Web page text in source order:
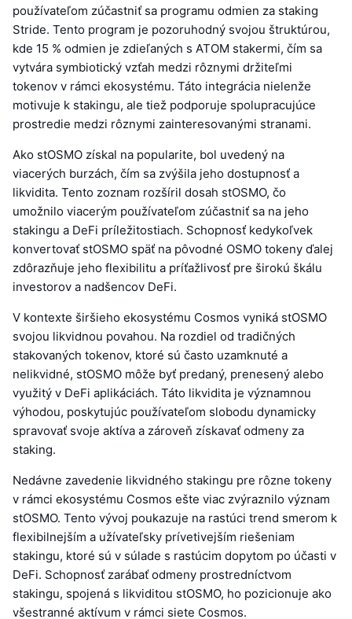
používateľom zúčastniť sa programu odmien za staking
Stride. Tento program je pozoruhodný svojou štruktúrou,
kde 15 % odmien je zdieľaných s ATOM stakermi, čím sa
vytvára symbiotický vzťah medzi rôznymi držiteľmi
tokenov v rámci ekosystému. Táto integrácia nielenže
motivuje k stakingu, ale tiež podporuje spolupracujúce
prostredie medzi rôznymi zainteresovanými stranami.
Ako stOSMO získal na popularite, bol uvedený na
viacerých burzách, čím sa zvýšila jeho dostupnosť a
likvidita. Tento zoznam rozšíril dosah stOSMO, čo
umožnilo viacerým používateľom zúčastniť sa na jeho
stakingu a DeFi príležitostiach. Schopnosť kedykoľvek
konvertovať stOSMO späť na pôvodné OSMO tokeny ďalej
zdôrazňuje jeho flexibilitu a príťažlivosť pre širokú škálu
investorov a nadšencov DeFi.
V kontexte širšieho ekosystému Cosmos vyniká stOSMO
svojou likvidnou povahou. Na rozdiel od tradičných
stakovaných tokenov, ktoré sú často uzamknuté a
nelikvidné, stOSMO môže byť predaný, prenesený alebo
využitý v DeFi aplikáciách. Táto likvidita je významnou
výhodou, poskytujúc používateľom slobodu dynamicky
spravovať svoje aktíva a zároveň získavať odmeny za
staking.
Nedávne zavedenie likvidného stakingu pre rôzne tokeny
v rámci ekosystému Cosmos ešte viac zvýraznilo význam
stOSMO. Tento vývoj poukazuje na rastúci trend smerom k
flexibilnejším a užívateľsky prívetivejším riešeniam
stakingu, ktoré sú v súlade s rastúcim dopytom po účasti v
DeFi. Schopnosť zarábať odmeny prostredníctvom
stakingu, spojená s likviditou stOSMO, ho pozicionuje ako
všestranné aktívum v rámci siete Cosmos.